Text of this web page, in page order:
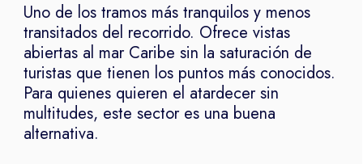
Uno de los tramos más tranquilos y menos
transitados del recorrido. Ofrece vistas
abiertas al mar Caribe sin la saturación de
turistas que tienen los puntos más conocidos.
Para quienes quieren el atardecer sin
multitudes, este sector es una buena
alternativa.